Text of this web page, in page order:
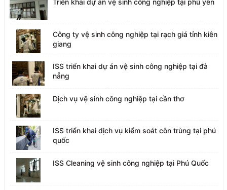
Triển khai dự án vệ sinh công nghiệp tại phú yên
Công ty vệ sinh công nghiệp tại rạch giá tỉnh kiên
giang
ISS triển khai dự án vệ sinh công nghiệp tại đà
nẵng
Dịch vụ vệ sinh công nghiệp tại cần thơ
ISS triển khai dịch vụ kiểm soát côn trùng tại phú
quốc
ISS Cleaning vệ sinh công nghiệp tại Phú Quốc